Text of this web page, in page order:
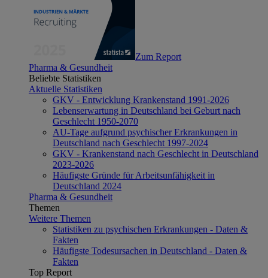
Zum Report
Pharma & Gesundheit
Beliebte Statistiken
Aktuelle Statistiken
GKV - Entwicklung Krankenstand 1991-2026
Lebenserwartung in Deutschland bei Geburt nach
Geschlecht 1950-2070
AU-Tage aufgrund psychischer Erkrankungen in
Deutschland nach Geschlecht 1997-2024
GKV - Krankenstand nach Geschlecht in Deutschland
2023-2026
Häufigste Gründe für Arbeitsunfähigkeit in
Deutschland 2024
Pharma & Gesundheit
Themen
Weitere Themen
Statistiken zu psychischen Erkrankungen - Daten &
Fakten
Häufigste Todesursachen in Deutschland - Daten &
Fakten
Top Report